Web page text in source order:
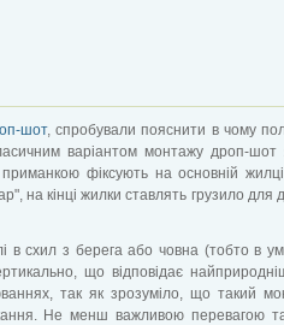
шот, спробували пояснити в чому
варіантом монтажу дроп-шот
фіксують на основній
на кінці жилки ставлять грузило для
в схил з берега або човна (тобто в
що відповідає
так як зрозуміло, що такий
Не менш важливою перевагою